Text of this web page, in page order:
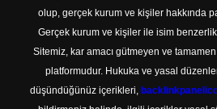
olup, gerçek kurum ve kişiler hakkında
Gerçek kurum ve kişiler ile isim
Sitemiz, kar amacı gütmeyen ve
platformudur. Hukuka ve yasal
düşündüğünüz içerikleri,